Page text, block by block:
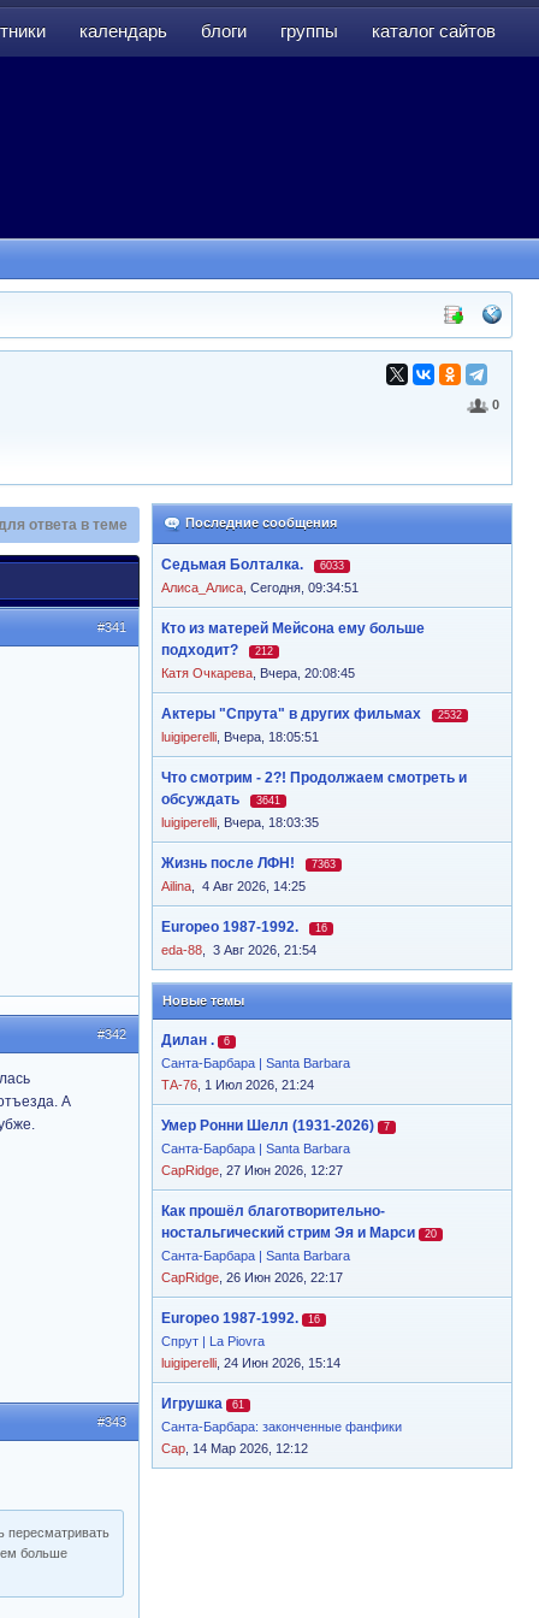
календарь блоги группы каталог сайтов
0
Последние сообщения
Седьмая Болталка. 6033
Алиса_Алиса Сегодня, 09:34:51
Кто из матерей Мейсона ему больше
подходит?
212
Катя Очкарева Вчера, 20:08:45
Актеры "Спрута" в других фильмах 2532
luigiperelli Вчера, 18:05:51
Что смотрим - 2?! Продолжаем смотреть и
обсуждать
3641
luigiperelli Вчера, 18:03:35
Жизнь после ЛФН! 7363
Ailina 4 Авг 2026, 14:25
Europeo 1987-1992. 16
eda-88 3 Авг 2026, 21:54
Новые темы
Дилан . 6
Санта-Барбара | Santa Barbara
ТА-76 , 1 Июл 2026, 21:24
Умер Ронни Шелл (1931-2026) 7
Санта-Барбара | Santa Barbara
CapRidge , 27 Июн 2026, 12:27
Как прошёл благотворительно-
ностальгический стрим Эя и Марси
20
Санта-Барбара | Santa Barbara
CapRidge , 26 Июн 2026, 22:17
Europeo 1987-1992. 16
Спрут | La Piovra
luigiperelli , 24 Июн 2026, 15:14
Игрушка 61
Санта-Барбара: законченные фанфики
Cap , 14 Мар 2026, 12:12
ответа в теме
#341
#342
А
#343
пересматривать
больше